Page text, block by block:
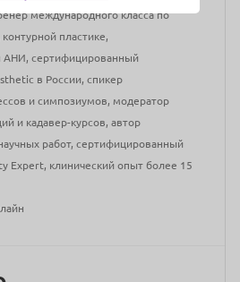
международного класса по
пластике,
АНИ, сертифицированный
в России, спикер
и симпозиумов, модератор
и кадавер-курсов, автор
работ, сертифицированный
Expert, клинический опыт более 15